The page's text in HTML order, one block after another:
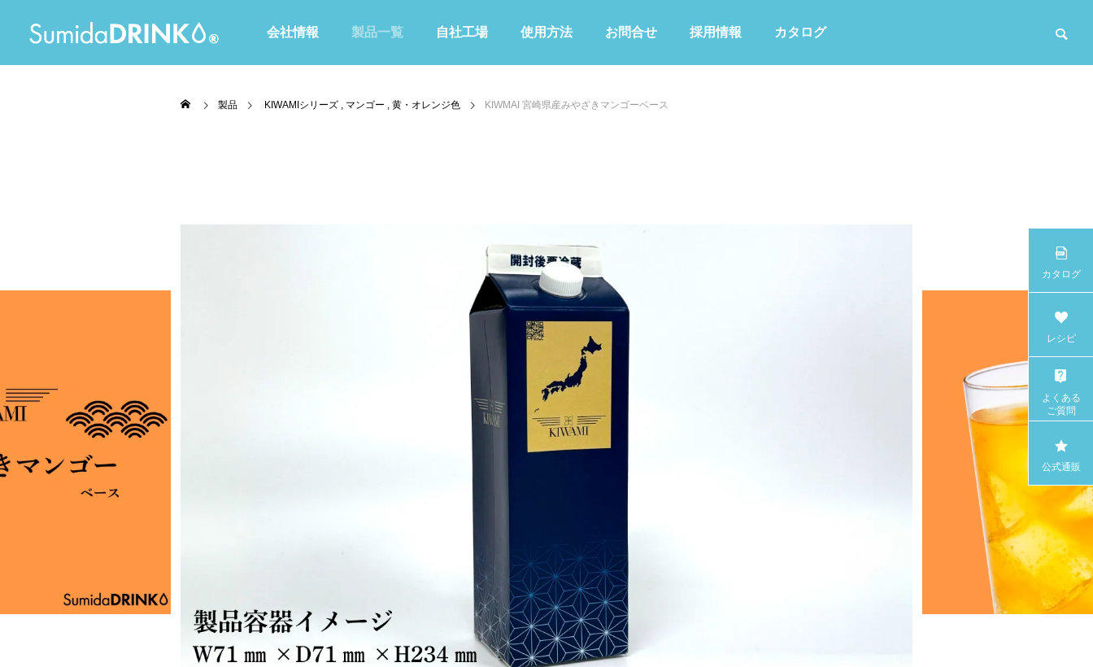
会社情報 製品一覧 自社工場 使用方法 お問合せ 採用情報 カタログ
青色
製品 KIWAMIシリーズ マンゴー 黄・オレンジ色 KIWMAI 宮崎県産みやざきマンゴーベース
カタログ
レシピ
よくある
ご質問
公式通販